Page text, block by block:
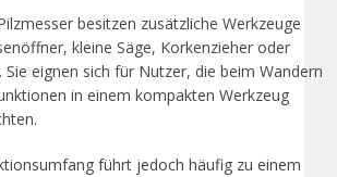
besitzen zusätzliche Werkzeuge
kleine Säge, Korkenzieher oder
Sie eignen sich für Nutzer, die beim Wandern
in einem kompakten Werkzeug
führt jedoch häufig zu einem